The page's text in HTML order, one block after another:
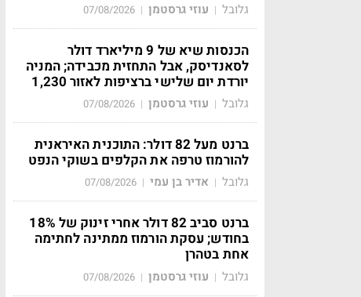
גלובל | עוזי גרסטמן |
07/08/2026
הכנסות שיא של 9 מיליארד דולר
לסאנדיסק, אבל התחזית מכבידה; המניה
יורדת יום שלישי ברציפות לאזור 1,230
גלובל | עוזי גרסטמן |
07/08/2026
ברנט מעל 82 דולר: התוכנית האיראנית
להורמוז טרפה את הקלפים בשוקי הנפט
גלובל | אדיר בן עמי |
07/08/2026
ברנט סביב 82 דולר אחרי זינוק של 18%
בחודש; עסקת הורמוז ממתינה לחתימה
אחת בטהרן
גלובל | עוזי גרסטמן |
07/08/2026